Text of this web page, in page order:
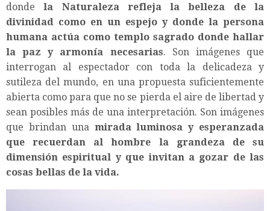
donde la Naturaleza refleja la belleza de la
divinidad como en un espejo y donde la persona
humana actúa como templo sagrado donde hallar
la paz y armonía necesarias. Son imágenes que
interrogan al espectador con toda la delicadeza y
sutileza del mundo, en una propuesta suficientemente
abierta como para que no se pierda el aire de libertad y
sean posibles más de una interpretación. Son imágenes
que brindan una mirada luminosa y esperanzada
que recuerdan al hombre la grandeza de su
dimensión espiritual y que invitan a gozar de las
cosas bellas de la vida.